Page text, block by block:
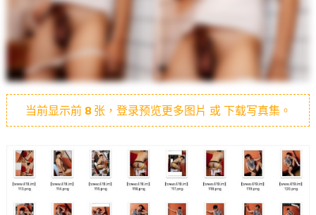
当前显示前 8张，登录预览更多图片 或 下载写真集。